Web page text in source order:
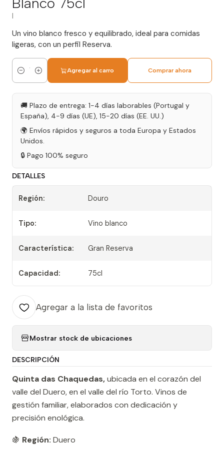
Un vino blanco fresco y equilibrado, ideal para comidas
ligeras, con un perfil Reserva.
Cantidad
Agregar al carro Comprar ahora
🚚 Plazo de entrega: 1-4 días laborables (Portugal y
España), 4-9 días (UE), 15-20 días (EE. UU.)
🌍 Envíos rápidos y seguros a toda Europa y Estados
Unidos.
🔒 Pago 100% seguro
DETALLES
Región: Douro
Tipo: Vino blanco
Característica: Gran Reserva
Capacidad: 75cl
Agregar a la lista de favoritos
Mostrar stock de ubicaciones
DESCRIPCIÓN
Quinta das Chaquedas,ubicada en el corazón del
valle del Duero, en el valle del río Torto. Vinos de
gestión familiar, elaborados con dedicación y
precisión enológica.
🍇 Región: Duero